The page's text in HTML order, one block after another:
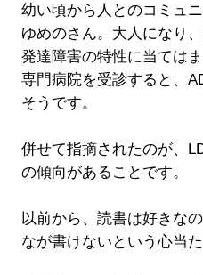
幼い頃から人とのコミュ
ゆめのさん。大人になり
発達障害の特性に当ては
専門病院を受診すると、
そうです。
併せて指摘されたのが、
の傾向があることです。
以前から、読書は好きな
なが書けないという心当